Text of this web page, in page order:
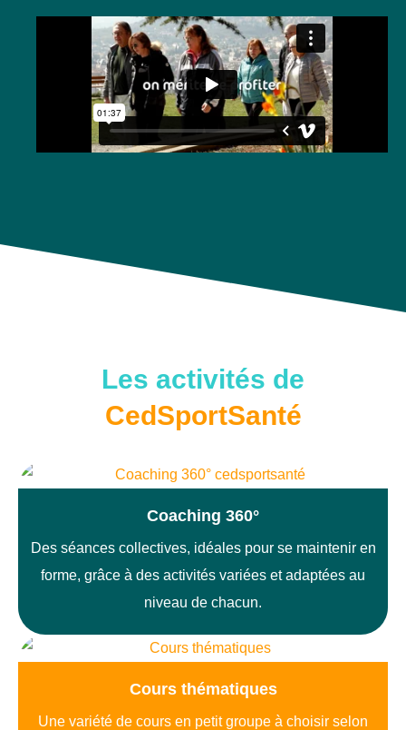
Les activités de
CedSportSanté
Coaching 360°
Des séances collectives, idéales pour se maintenir en
forme, grâce à des activités variées et adaptées au
niveau de chacun.
Cours thématiques
Une variété de cours en petit groupe à choisir selon